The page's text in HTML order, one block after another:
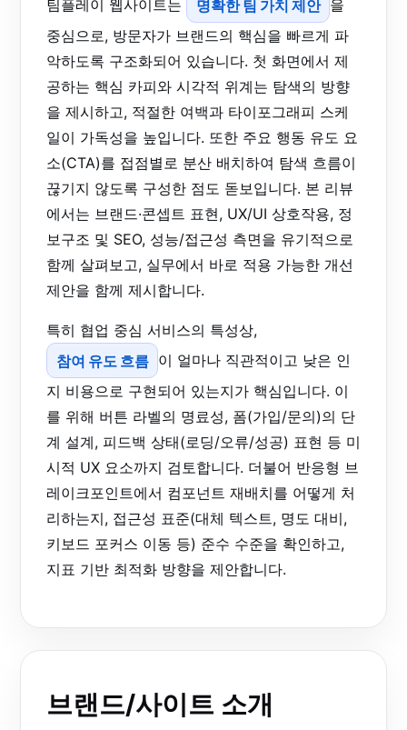
팀플레이 웹사이트는 명확한 팀 가치 제안 을
중심으로, 방문자가 브랜드의 핵심을 빠르게 파
악하도록 구조화되어 있습니다. 첫 화면에서 제
공하는 핵심 카피와 시각적 위계는 탐색의 방향
을 제시하고, 적절한 여백과 타이포그래피 스케
일이 가독성을 높입니다. 또한 주요 행동 유도 요
소(CTA)를 접점별로 분산 배치하여 탐색 흐름이
끊기지 않도록 구성한 점도 돋보입니다. 본 리뷰
에서는 브랜드·콘셉트 표현, UX/UI 상호작용, 정
보구조 및 SEO, 성능/접근성 측면을 유기적으로
함께 살펴보고, 실무에서 바로 적용 가능한 개선
제안을 함께 제시합니다.
특히 협업 중심 서비스의 특성상,
참여 유도 흐름 이 얼마나 직관적이고 낮은 인
지 비용으로 구현되어 있는지가 핵심입니다. 이
를 위해 버튼 라벨의 명료성, 폼(가입/문의)의 단
계 설계, 피드백 상태(로딩/오류/성공) 표현 등 미
시적 UX 요소까지 검토합니다. 더불어 반응형 브
레이크포인트에서 컴포넌트 재배치를 어떻게 처
리하는지, 접근성 표준(대체 텍스트, 명도 대비,
키보드 포커스 이동 등) 준수 수준을 확인하고,
지표 기반 최적화 방향을 제안합니다.
브랜드/사이트 소개